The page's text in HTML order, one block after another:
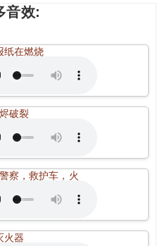
音效:
纸在燃烧
破裂
察，救护车，火
火器